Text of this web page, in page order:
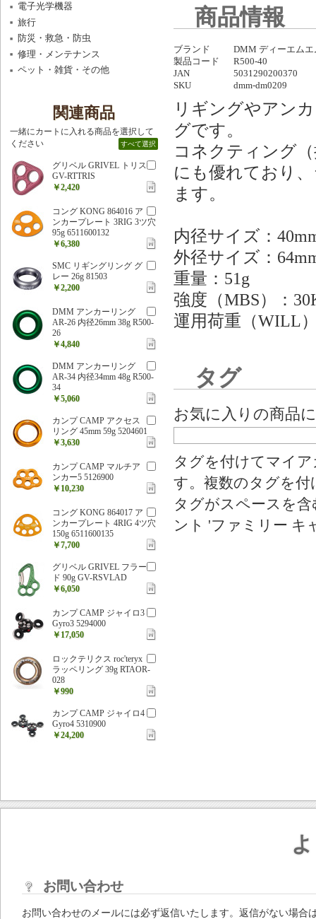
商品情報
ブランド
DMM ディーエムエ
製品コード
R500-40
JAN
5031290200370
SKU
dmm-dm0209
リギングやアン
グです。
コネクティング
にも優れており
ます。
内径サイズ：
外径サイズ：
重量：51g
強度（MBS）：
運用荷重（WILL
タグ
お気に入りの商品
タグを付けてマイ
す。複数のタグを
タグがスペースを
ント 'ファミリー キ
電子光学機器
旅行
防災・救急・防虫
修理・メンテナンス
ペット・雑貨・その他
関連商品
一緒にカートに入れる商品を選択して
ください
すべて選択
グリベル GRIVEL トリス
GV-RTTRIS
￥2,420
コング KONG 864016 ア
ンカープレート 3RIG 3ツ穴
95g 6511600132
￥6,380
SMC リギングリング グ
レー 26g 81503
￥2,200
DMM アンカーリング
AR-26 内径26mm 38g R500-
26
￥4,840
DMM アンカーリング
AR-34 内径34mm 48g R500-
34
￥5,060
カンプ CAMP アクセス
リング 45mm 59g 5204601
￥3,630
カンプ CAMP マルチア
ンカー5 5126900
￥10,230
コング KONG 864017 ア
ンカープレート 4RIG 4ツ穴
150g 6511600135
￥7,700
グリベル GRIVEL フラー
ド 90g GV-RSVLAD
￥6,050
カンプ CAMP ジャイロ3
Gyro3 5294000
￥17,050
ロックテリクス roc'teryx
ラッペリング 39g RTAOR-
028
￥990
カンプ CAMP ジャイロ4
Gyro4 5310900
￥24,200
お問い合わせ
お問い合わせのメールには必ず返信いたします。返信がない場合